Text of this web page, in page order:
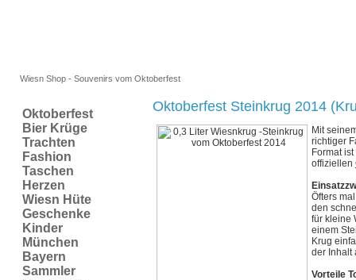
Wiesn Shop - Souvenirs vom Oktoberfest
Oktoberfest
Bier Krüge
Trachten
Fashion
Taschen
Herzen
Wiesn Hüte
Geschenke
Kinder
München
Bayern
Sammler
Oktoberfest Steinkrug 2014
Mit
richtiger
Format
offiziellen
Öfters
den
für kleine
einem
Krug
der Inhalt
Vorteile